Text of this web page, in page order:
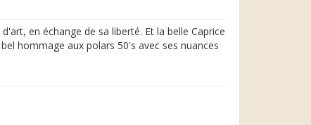
en échange de sa liberté. Et la belle Caprice
hommage aux polars 50's avec ses nuances